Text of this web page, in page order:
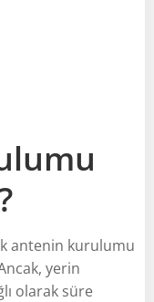
antenin kurulumu
yerin
olarak süre